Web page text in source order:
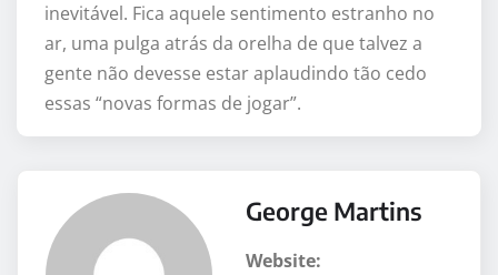
inevitável. Fica aquele sentimento estranho no
ar, uma pulga atrás da orelha de que talvez a
gente não devesse estar aplaudindo tão cedo
essas “novas formas de jogar”.
George Martins
Website: